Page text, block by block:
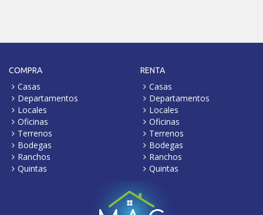
COMPRA
Casas
Departamentos
Locales
Oficinas
Terrenos
Bodegas
Ranchos
Quintas
RENTA
Casas
Departamentos
Locales
Oficinas
Terrenos
Bodegas
Ranchos
Quintas